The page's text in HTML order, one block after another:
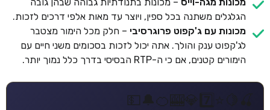
מכונות מגה-וייס – מכונות בתנודתיות גבוהה שבהן גובה
הגלגלים משתנה בכל ספין, ויוצר עד מאות אלפי דרכים לזכות.
מכונות עם ג'קפוט פרוגרסיבי – חלק מכל הימור מצטבר
לג'קפוט ענק והולך. אתה יכול לזכות בסכומים משני חיים עם
הימורים קטנים, אם כי ה-RTP הבסיסי בדרך כלל נמוך יותר.
7️⃣
💎
🎰
🍊
🔔
💵